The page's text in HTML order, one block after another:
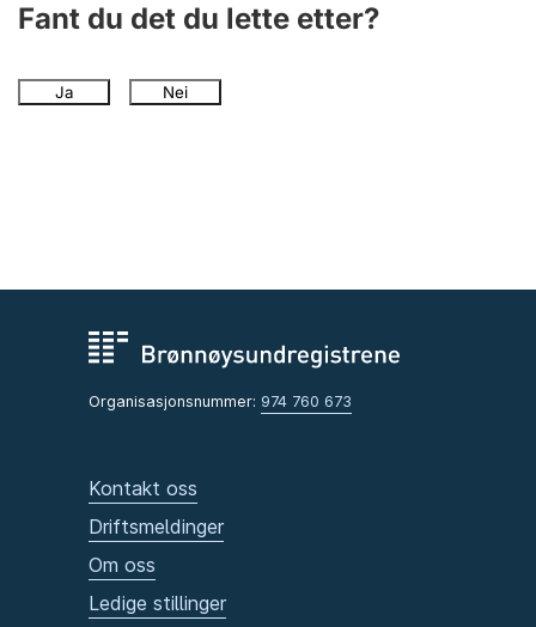
Fant du det du lette etter?
Ja Nei
Organisasjonsnummer: 974 760 673
Kontakt oss
Driftsmeldinger
Om oss
Ledige stillinger